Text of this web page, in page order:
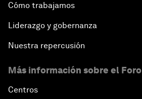
Cómo trabajamos
Liderazgo y gobernanza
Nuestra repercusión
Más información sobre el Foro
Centros